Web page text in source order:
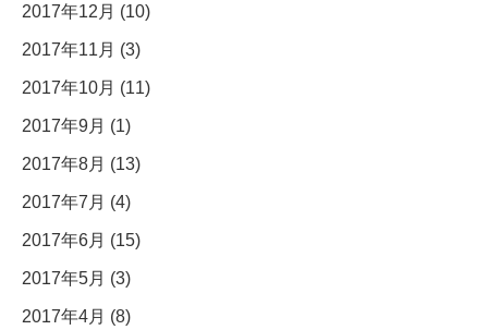
2017年12月 (10)
2017年11月 (3)
2017年10月 (11)
2017年9月 (1)
2017年8月 (13)
2017年7月 (4)
2017年6月 (15)
2017年5月 (3)
2017年4月 (8)